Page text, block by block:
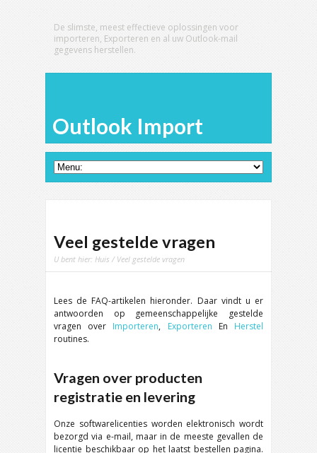
De slimste, meest effectieve oplossingen voor
importeren, Exporteren en al uw Outlook-mail
gegevens herstellen.
Outlook Import
Veel gestelde vragen
U bent hier: Huis / Veel gestelde vragen
Lees de FAQ-artikelen hieronder. Daar vindt u er
antwoorden op gemeenschappelijke gestelde
vragen over Importeren, Exporteren En Herstel
routines.
Vragen over producten
registratie en levering
Onze softwarelicenties worden elektronisch wordt
bezorgd via e-mail, maar in de meeste gevallen de
licentie beschikbaar op het laatst bestellen pagina.